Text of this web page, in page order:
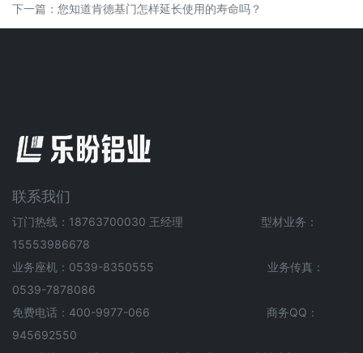
下一篇： 您知道肯德基门怎样延长使用的寿命吗？
联系我们
订门热线：18763700030 王经理 型材业务：
15553986678
业务座机：0539-8350555 业务传真：
0539-7878086
免费电话：400-9977-066 商务QQ：
945692550